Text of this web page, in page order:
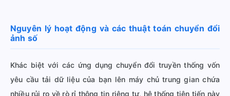
Nguyên lý hoạt động và các thuật toán chuyển đổi
ảnh số
Khác biệt với các ứng dụng chuyển đổi truyền thống vốn
yêu cầu tải dữ liệu của bạn lên máy chủ trung gian chứa
nhiều rủi ro về rò rỉ thông tin riêng tư, hệ thống tiên tiến này